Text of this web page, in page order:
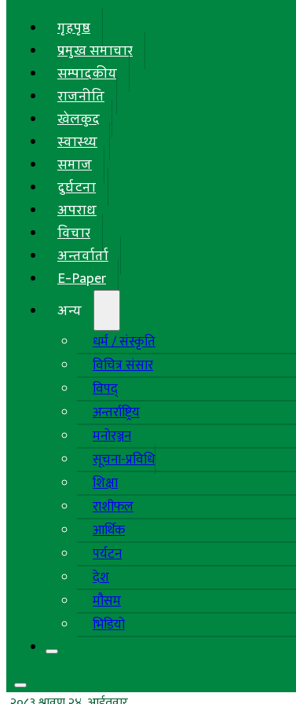
गृहपृष्ठ
प्रमुख समाचार
सम्पादकीय
राजनीति
खेलकुद
स्वास्थ्य
समाज
दुर्घटना
अपराध
विचार
अन्तर्वार्ता
E-Paper
अन्य
धर्म / संस्कृति
विचित्र संसार
विपद्
अन्तर्राष्ट्रिय
मनोरञ्जन
सूचना-प्रविधि
शिक्षा
राशीफल
आर्थिक
पर्यटन
देश
मौसम
भिडियो